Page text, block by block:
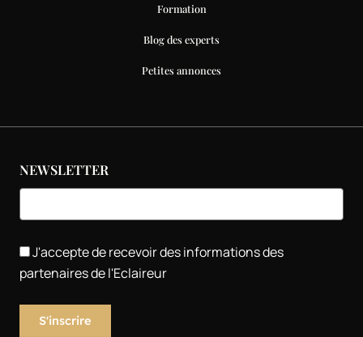
Formation
Blog des experts
Petites annonces
NEWSLETTER
J'accepte de recevoir des informations des
partenaires de l'Eclaireur